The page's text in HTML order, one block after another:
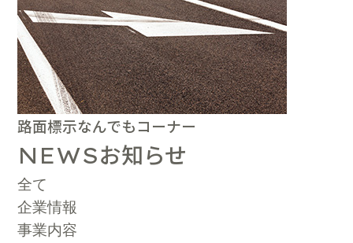
路面標示なんでもコーナー
NEWSお知らせ
全て
企業情報
事業内容